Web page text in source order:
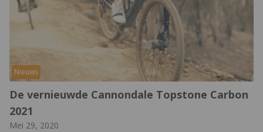
Nieuws
De vernieuwde Cannondale Topstone Carbon
2021
Mei 29, 2020